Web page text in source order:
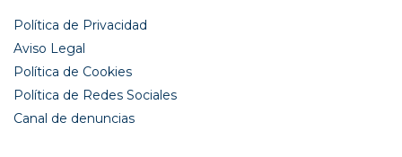
Política de Privacidad
Aviso Legal
Política de Cookies
Política de Redes Sociales
Canal de denuncias